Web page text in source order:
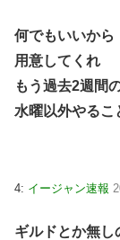
何でもいいから
用意してくれ
もう過去2週間
水曜以外やるこ
4: イージャン速報
ギルドとか無し